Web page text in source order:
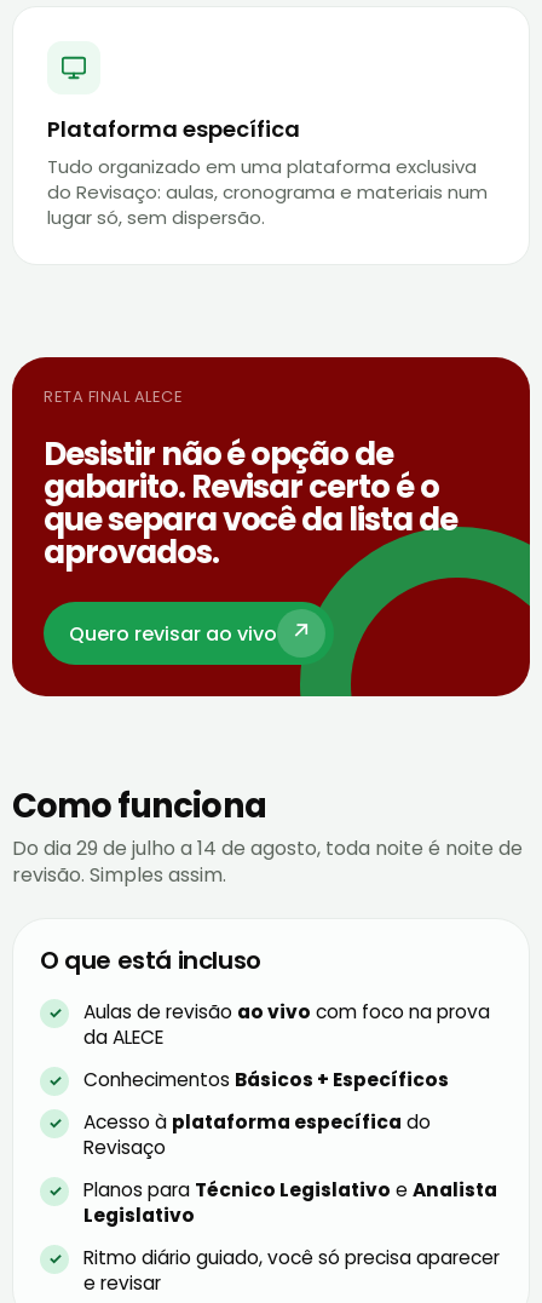
Plataforma específica
Tudo organizado em uma plataforma exclusiva
do Revisaço: aulas, cronograma e materiais num
lugar só, sem dispersão.
RETA FINAL ALECE
Desistir não é opção de
gabarito. Revisar certo é o
que separa você da lista de
aprovados.
Quero revisar ao vivo
Como funciona
Do dia 29 de julho a 14 de agosto, toda noite é noite de
revisão. Simples assim.
O que está incluso
Aulas de revisão ao vivo com foco na prova
da ALECE
Conhecimentos Básicos + Específicos
Acesso à plataforma específica do
Revisaço
Planos para Técnico Legislativo eAnalista
Legislativo
Ritmo diário guiado, você só precisa aparecer
e revisar